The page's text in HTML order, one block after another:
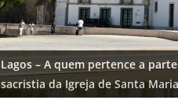
Lagos – A quem pertence a
sacristia da Igreja de Santa